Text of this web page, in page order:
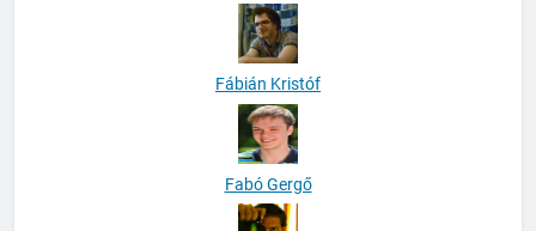
Fábián Kristóf
Fabó Gergő